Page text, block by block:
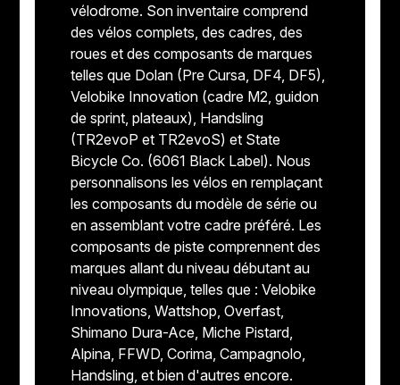
vélodrome. Son inventaire comprend
des vélos complets, des cadres, des
roues et des composants de marques
telles que Dolan (Pre Cursa, DF4, DF5),
Velobike Innovation (cadre M2, guidon
de sprint, plateaux), Handsling
(TR2evoP et TR2evoS) et State
Bicycle Co. (6061 Black Label). Nous
personnalisons les vélos en remplaçant
les composants du modèle de série ou
en assemblant votre cadre préféré. Les
composants de piste comprennent des
marques allant du niveau débutant au
niveau olympique, telles que : Velobike
Innovations, Wattshop, Overfast,
Shimano Dura-Ace, Miche Pistard,
Alpina, FFWD, Corima, Campagnolo,
Handsling, et bien d'autres encore.